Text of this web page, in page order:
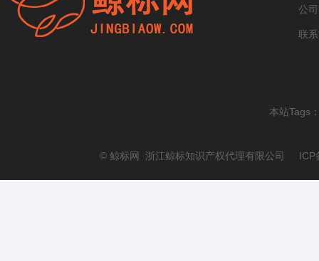
公
联
本站Tags
© 鲸标网 浙江鲸标知识产权代理有限公司 ICP